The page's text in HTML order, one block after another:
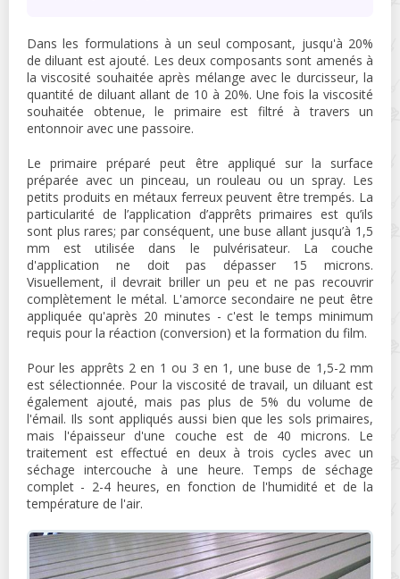
Dans les formulations à un seul composant, jusqu'à 20%
de diluant est ajouté. Les deux composants sont amenés à
la viscosité souhaitée après mélange avec le durcisseur, la
quantité de diluant allant de 10 à 20%. Une fois la viscosité
souhaitée obtenue, le primaire est filtré à travers un
entonnoir avec une passoire.
Le primaire préparé peut être appliqué sur la surface
préparée avec un pinceau, un rouleau ou un spray. Les
petits produits en métaux ferreux peuvent être trempés. La
particularité de l’application d’apprêts primaires est qu’ils
sont plus rares; par conséquent, une buse allant jusqu’à 1,5
mm est utilisée dans le pulvérisateur. La couche
d'application ne doit pas dépasser 15 microns.
Visuellement, il devrait briller un peu et ne pas recouvrir
complètement le métal. L'amorce secondaire ne peut être
appliquée qu'après 20 minutes - c'est le temps minimum
requis pour la réaction (conversion) et la formation du film.
Pour les apprêts 2 en 1 ou 3 en 1, une buse de 1,5-2 mm
est sélectionnée. Pour la viscosité de travail, un diluant est
également ajouté, mais pas plus de 5% du volume de
l'émail. Ils sont appliqués aussi bien que les sols primaires,
mais l'épaisseur d'une couche est de 40 microns. Le
traitement est effectué en deux à trois cycles avec un
séchage intercouche à une heure. Temps de séchage
complet - 2-4 heures, en fonction de l'humidité et de la
température de l'air.